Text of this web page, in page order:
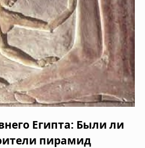
Египта: Были ли
пирамид